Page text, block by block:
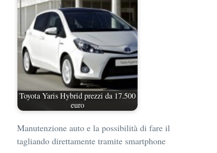
Toyota Yaris Hybrid prezzi da 17.500
euro
Manutenzione auto e la possibilità di fare il
tagliando direttamente tramite smartphone